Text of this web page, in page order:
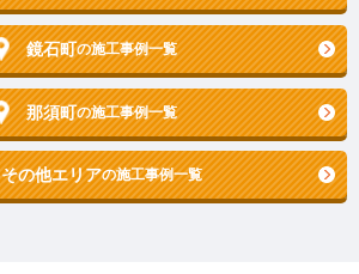
鏡石町の施工事例一覧
那須町の施工事例一覧
その他エリアの施工事例一覧